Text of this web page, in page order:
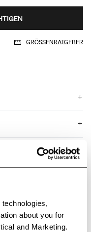
about you for
and Marketing.
GRÖSSENRATGEBER